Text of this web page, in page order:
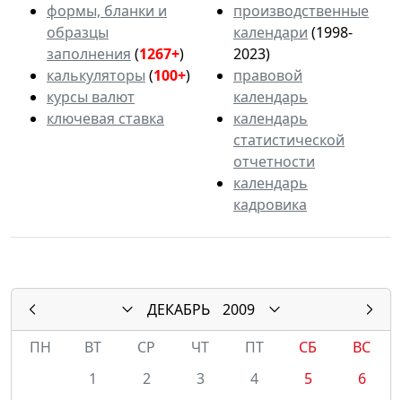
формы, бланки и
образцы
заполнения (1267+)
калькуляторы (100+)
курсы валют
ключевая ставка
производственные
календари (1998-
2023)
правовой
календарь
календарь
статистической
отчетности
календарь
кадровика
ДЕКАБРЬ
2009
ПН
ВТ СР ЧТ ПТ СБ
ВС
1
2 3 4 5
6